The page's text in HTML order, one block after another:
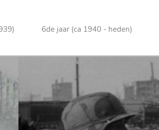
6de jaar (ca 1940 - heden)